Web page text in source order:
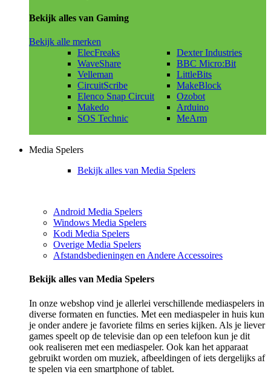
Bekijk alles van Gaming
Bekijk alle merken
ElecFreaks
WaveShare
Velleman
CircuitScribe
Elenco Snap Circuit
Makedo
SOS Technic
Dexter Industries
BBC Micro:Bit
LittleBits
MakeBlock
Ozobot
Arduino
MeArm
Media Spelers
Bekijk alles van Media Spelers
Android Media Spelers
Windows Media Spelers
Kodi Media Spelers
Overige Media Spelers
Afstandsbedieningen en Andere Accessoires
Bekijk alles van Media Spelers
In onze webshop vind je allerlei verschillende mediaspelers in
diverse formaten en functies. Met een mediaspeler in huis kun
je onder andere je favoriete films en series kijken. Als je liever
games speelt op de televisie dan op een telefoon kun je dit
ook realiseren met een mediaspeler. Ook kan het apparaat
gebruikt worden om muziek, afbeeldingen of iets dergelijks af
te spelen via een smartphone of tablet.